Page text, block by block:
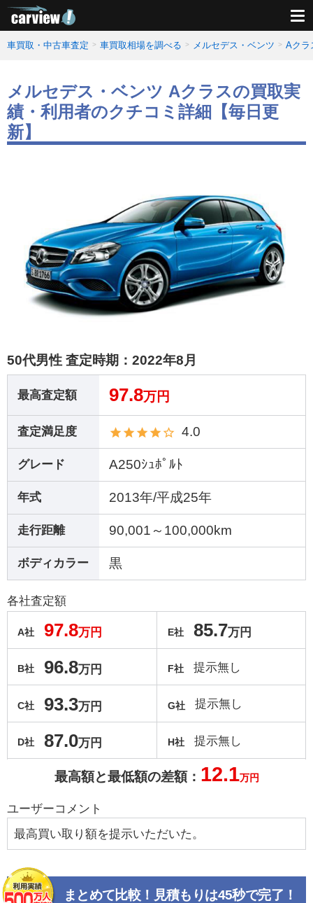
車買取・中古車査定 車買取相場を調べる メルセデス・ベンツ Aクラ
メルセデス・ベンツ Aクラスの買取実
績・利用者のクチコミ詳細【毎日更
新】
50代男性 査定時期： 2022年8月
最高査定額 97.8万円
査定満足度 4.0
グレード A250ｼｭﾎﾟﾙﾄ
年式 2013年/平成25年
走行距離 90,001～100,000km
ボディカラー 黒
各社査定額
A社 97.8万円
B社 96.8万円
C社 93.3万円
D社 87.0万円
E社 85.7万円
F社 提示無し
G社 提示無し
H社 提示無し
最高額と最低額の差額： 12.1万円
ユーザーコメント
最高買い取り額を提示いただいた。
まとめて比較！見積もりは45秒で完了！